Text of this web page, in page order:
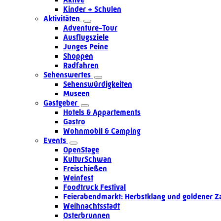
Kinder + Schulen
Aktivitäten
Adventure-Tour
Ausflugsziele
Junges Peine
Shoppen
Radfahren
Sehenswertes
Sehenswürdigkeiten
Museen
Gastgeber
Hotels & Appartements
Gastro
Wohnmobil & Camping
Events
OpenStage
KulturSchwan
Freischießen
Weinfest
Foodtruck Festival
Feierabendmarkt: Herbstklang und goldener
Weihnachtsstadt
Osterbrunnen